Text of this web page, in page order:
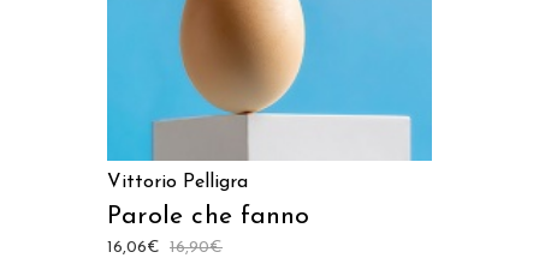
Vittorio Pelligra
Parole che fanno
16,90€
16,06€